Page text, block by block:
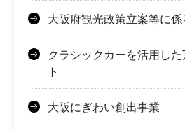
大阪府観光政策立案等に係
クラシックカーを活用し
ト
大阪にぎわい創出事業